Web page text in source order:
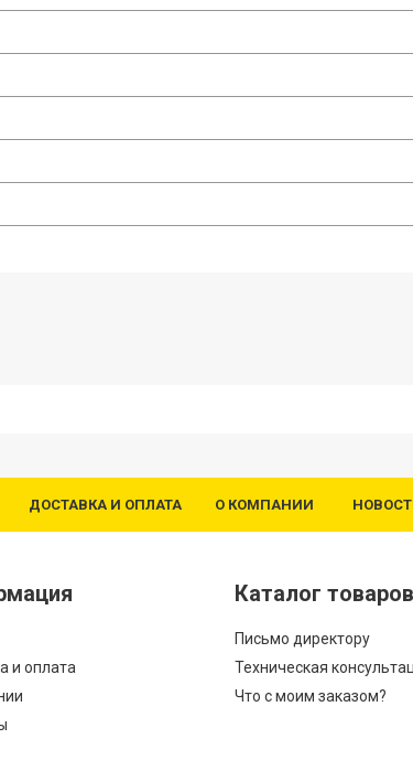
ДОСТАВКА И ОПЛАТА О КОМПАНИИ
и оплата
Каталог товаров
Письмо директору
Техническая
Что с моим заказом?